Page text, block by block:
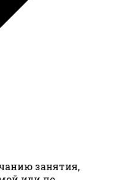
занятия,